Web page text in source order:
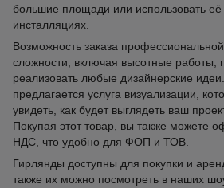
большие площади или использовать
инсталляциях.
Возможность заказа
сложности, включая высотные работы,
реализовать любые дизайнерские
предлагается услуга визуализации,
увидеть, как будет выглядеть ваш
Покупая этот товар, вы также можете
НДС, что удобно для ФОП и ТОВ.
Гирлянды доступны для покупки и
также их можно посмотреть в наших